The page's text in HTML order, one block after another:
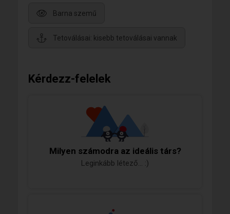
Barna szemű
Tetoválásai: kisebb tetoválásai vannak
Kérdezz-felelek
Milyen számodra az ideális társ?
Leginkább létező... :)